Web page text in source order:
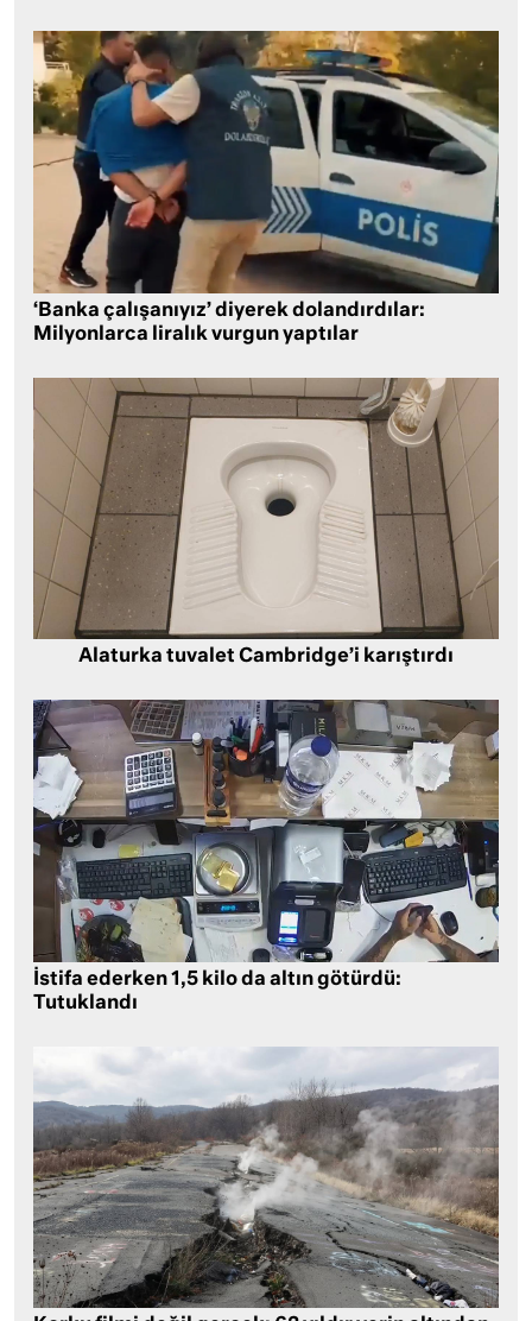
‘Banka çalışanıyız’ diyerek dolandırdılar:
Milyonlarca liralık vurgun yaptılar
Alaturka tuvalet Cambridge’i karıştırdı
İstifa ederken 1,5 kilo da altın götürdü:
Tutuklandı